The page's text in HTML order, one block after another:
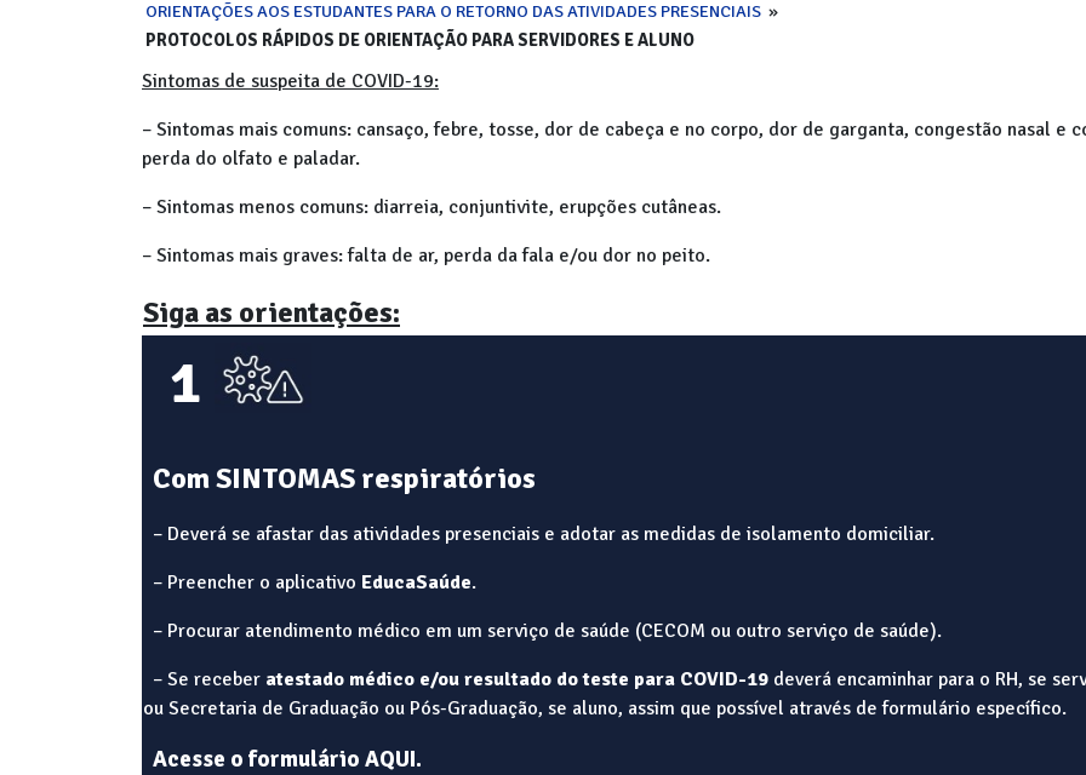
ORIENTAÇÕES AOS ESTUDANTES PARA O RETORNO DAS ATIVIDADES PRESENCIAIS »
PROTOCOLOS RÁPIDOS DE ORIENTAÇÃO PARA SERVIDORES E ALUNO
Sintomas de suspeita de COVID-19:
– Sintomas mais comuns: cansaço, febre, tosse, dor de cabeça e no corpo, dor de garganta, congestão nasal e
perda do olfato e paladar.
– Sintomas menos comuns: diarreia, conjuntivite, erupções cutâneas.
– Sintomas mais graves: falta de ar, perda da fala e/ou dor no peito.
Siga as orientações:
1
Com SINTOMAS respiratórios
– Deverá se afastar das atividades presenciais e adotar as medidas de isolamento domiciliar.
– Preencher o aplicativo EducaSaúde.
– Procurar atendimento médico em um serviço de saúde (CECOM ou outro serviço de saúde).
– Se receber atestado médico e/ou resultado do teste para COVID-19 deverá encaminhar para o RH, se
ou Secretaria de Graduação ou Pós-Graduação, se aluno, assim que possível através de formulário específico.
Acesse o formulário AQUI.